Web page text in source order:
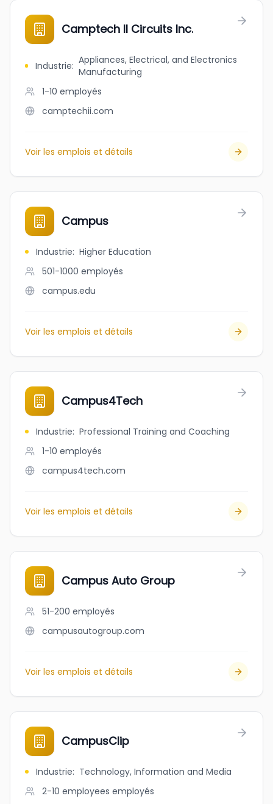
Camptech II Circuits Inc.
Industrie: Appliances, Electrical, and Electronics
Manufacturing
1-10 employés
camptechii.com
Voir les emplois et détails
Campus
Industrie: Higher Education
501-1000 employés
campus.edu
Voir les emplois et détails
Campus4Tech
Industrie: Professional Training and Coaching
1-10 employés
campus4tech.com
Voir les emplois et détails
Campus Auto Group
51-200 employés
campusautogroup.com
Voir les emplois et détails
CampusClip
Industrie: Technology, Information and Media
2-10 employees employés